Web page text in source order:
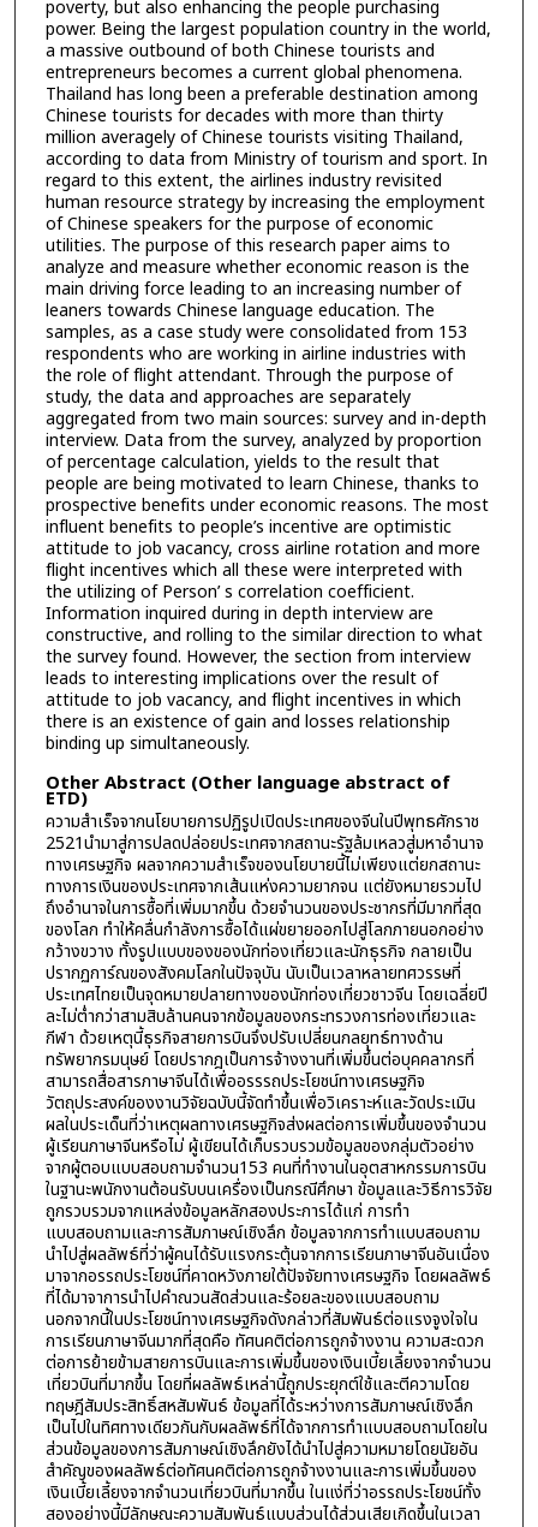
poverty, but also enhancing the people purchasing
power. Being the largest population country in the world,
a massive outbound of both Chinese tourists and
entrepreneurs becomes a current global phenomena.
Thailand has long been a preferable destination among
Chinese tourists for decades with more than thirty
million averagely of Chinese tourists visiting Thailand,
according to data from Ministry of tourism and sport. In
regard to this extent, the airlines industry revisited
human resource strategy by increasing the employment
of Chinese speakers for the purpose of economic
utilities. The purpose of this research paper aims to
analyze and measure whether economic reason is the
main driving force leading to an increasing number of
leaners towards Chinese language education. The
samples, as a case study were consolidated from 153
respondents who are working in airline industries with
the role of flight attendant. Through the purpose of
study, the data and approaches are separately
aggregated from two main sources: survey and in-depth
interview. Data from the survey, analyzed by proportion
of percentage calculation, yields to the result that
people are being motivated to learn Chinese, thanks to
prospective benefits under economic reasons. The most
influent benefits to people’s incentive are optimistic
attitude to job vacancy, cross airline rotation and more
flight incentives which all these were interpreted with
the utilizing of Person’ s correlation coefficient.
Information inquired during in depth interview are
constructive, and rolling to the similar direction to what
the survey found. However, the section from interview
leads to interesting implications over the result of
attitude to job vacancy, and flight incentives in which
there is an existence of gain and losses relationship
binding up simultaneously.
Other Abstract (Other language abstract of
ETD)
ความสำเร็จจากนโยบายการปฏิรูปเปิดประเทศของจีนในปีพุทธศักราช
2521นำมาสู่การปลดปล่อยประเทศจากสถานะรัฐล้มเหลวสู่มหาอำนาจ
ทางเศรษฐกิจ ผลจากความสำเร็จของนโยบายนี้ไม่เพียงแต่ยกสถานะ
ทางการเงินของประเทศจากเส้นแห่งความยากจน แต่ยังหมายรวมไป
ถึงอำนาจในการซื้อที่เพิ่มมากขึ้น ด้วยจำนวนของประชากรที่มีมากที่สุด
ของโลก ทำให้คลื่นกำลังการซื้อได้แผ่ขยายออกไปสู่โลกภายนอกอย่าง
กว้างขวาง ทั้งรูปแบบของของนักท่องเที่ยวและนักธุรกิจ กลายเป็น
ปรากฏการ์ณของสังคมโลกในปัจจุบัน นับเป็นเวลาหลายทศวรรษที่
ประเทศไทยเป็นจุดหมายปลายทางของนักท่องเที่ยวชาวจีน โดยเฉลี่ยปี
ละไม่ต่ำกว่าสามสิบล้านคนจากข้อมูลของกระทรวงการท่องเที่ยวและ
กีฬา ด้วยเหตุนี้ธุรกิจสายการบินจึงปรับเปลี่ยนกลยุทธ์ทางด้าน
ทรัพยากรมนุษย์ โดยปรากฎเป็นการจ้างงานที่เพิ่มขึ้นต่อบุคคลากรที่
สามารถสื่อสารภาษาจีนได้เพื่ออรรรถประโยชน์ทางเศรษฐกิจ
วัตถุประสงค์ของงานวิจัยฉบับนี้จัดทำขึ้นเพื่อวิเคราะห์และวัดประเมิน
ผลในประเด็นที่ว่าเหตุผลทางเศรษฐกิจส่งผลต่อการเพิ่มขึ้นของจำนวน
ผู้เรียนภาษาจีนหรือไม่ ผู้เขียนได้เก็บรวบรวมข้อมูลของกลุ่มตัวอย่าง
จากผู้ตอบแบบสอบถามจำนวน153 คนที่ทำงานในอุตสาหกรรมการบิน
ในฐานะพนักงานต้อนรับบนเครื่องเป็นกรณีศึกษา ข้อมูลและวิธีการวิจัย
ถูกรวบรวมจากแหล่งข้อมูลหลักสองประการได้แก่ การทำ
แบบสอบถามและการสัมภาษณ์เชิงลึก ข้อมูลจากการทำแบบสอบถาม
นำไปสู่ผลลัพธ์ที่ว่าผู้คนได้รับแรงกระตุ้นจากการเรียนภาษาจีนอันเนื่อง
มาจากอรรถประโยชน์ที่คาดหวังภายใต้ปัจจัยทางเศรษฐกิจ โดยผลลัพธ์
ที่ได้มาจาการนำไปคำณวนสัดส่วนและร้อยละของแบบสอบถาม
นอกจากนี้ในประโยชน์ทางเศรษฐกิจดังกล่าวที่สัมพันธ์ต่อแรงจูงใจใน
การเรียนภาษาจีนมากที่สุดคือ ทัศนคติต่อการถูกจ้างงาน ความสะดวก
ต่อการย้ายข้ามสายการบินและการเพิ่มขึ้นของเงินเบี้ยเลี้ยงจากจำนวน
เที่ยวบินที่มากขึ้น โดยที่ผลลัพธ์เหล่านี้ถูกประยุกต์ใช้และตีความโดย
ทฤษฎีสัมประสิทธิ์สหสัมพันธ์ ข้อมูลที่ได้ระหว่างการสัมภาษณ์เชิงลึก
เป็นไปในทิศทางเดียวกันกับผลลัพธ์ที่ได้จากการทำแบบสอบถามโดยใน
ส่วนข้อมูลของการสัมภาษณ์เชิงลึกยังได้นำไปสู่ความหมายโดยนัยอัน
สำคัญของผลลัพธ์ต่อทัศนคติต่อการถูกจ้างงานและการเพิ่มขึ้นของ
เงินเบี้ยเลี้ยงจากจำนวนเที่ยวบินที่มากขึ้น ในแง่ที่ว่าอรรถประโยชน์ทั้ง
สองอย่างนี้มีลักษณะความสัมพันธ์แบบส่วนได้ส่วนเสียเกิดขึ้นในเวลา